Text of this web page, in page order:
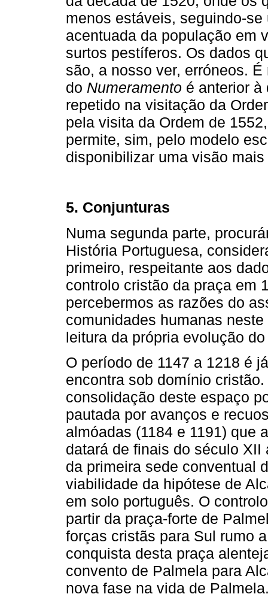
menos estáveis, seguindo-
acentuada da população em
surtos pestíferos. Os dados
são, a nosso ver, erróneos.
do Numeramento é anterior à
repetido na visitação da
pela visita da Ordem de
permite, sim, pelo modelo
disponibilizar uma visão
5. Conjunturas
Numa segunda parte,
História Portuguesa,
primeiro, respeitante aos
controlo cristão da praça em
percebermos as razões do
comunidades humanas
leitura da própria evolução
O período de 1147 a 1218 é
encontra sob domínio
consolidação deste espaço
pautada por avanços e
almóadas (1184 e 1191) que
datará de finais do século
da primeira sede conventual
viabilidade da hipótese de
em solo português. O
partir da praça-forte de
forças cristãs para Sul rumo
conquista desta praça
convento de Palmela para
nova fase na vida de